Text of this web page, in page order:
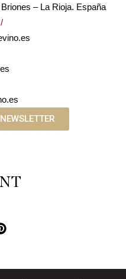
– La Rioja. España
/